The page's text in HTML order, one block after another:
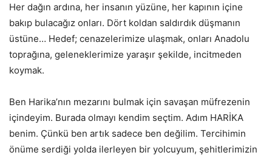
Her dağın ardına, her insanın yüzüne, her kapının içine
bakıp bulacağız onları. Dört koldan saldırdık düşmanın
üstüne… Hedef; cenazelerimize ulaşmak, onları Anadolu
toprağına, geleneklerimize yaraşır şekilde, incitmeden
koymak.
Ben Harika’nın mezarını bulmak için savaşan müfrezenin
içindeyim. Burada olmayı kendim seçtim. Adım HARİKA
benim. Çünkü ben artık sadece ben değilim. Tercihimin
önüme serdiği yolda ilerleyen bir yolcuyum, şehitlerimizin